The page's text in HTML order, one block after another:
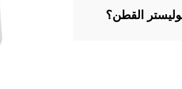
القطن؟